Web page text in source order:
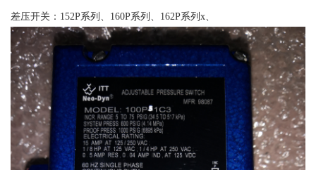
差压开关：152P系列、160P系列、162P系列x、